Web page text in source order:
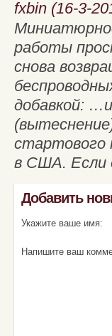
fxbin (16-3-
работы
снова
добавкой:
стартового
в США. Если
Добавить
Укажите ваше имя:
Напишите ваш